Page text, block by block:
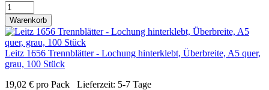
Warenkorb
Leitz 1656 Trennblätter - Lochung hinterklebt, Überbreite, A5 quer,
grau, 100 Stück
19,02 € pro Pack Lieferzeit: 5-7 Tage